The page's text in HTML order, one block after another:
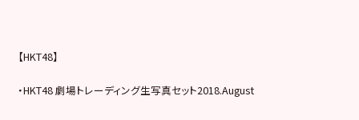
【HKT48】
・HKT48 劇場トレーディング生写真セット2018.August